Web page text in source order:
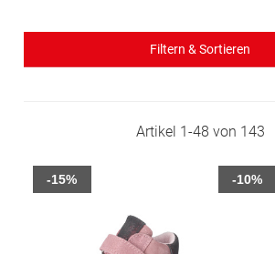
Filtern & Sortieren
Artikel 1-48 von 143
-15% -10%